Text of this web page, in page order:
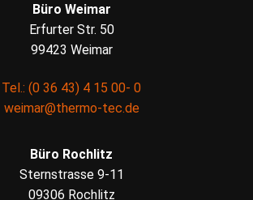
Büro Weimar
Erfurter Str. 50
99423 Weimar
Tel.: (0 36 43) 4 15 00- 0
weimar@thermo-tec.de
Büro Rochlitz
Sternstrasse 9-11
09306 Rochlitz